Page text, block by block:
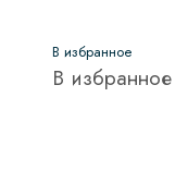
В избранное
В избранное